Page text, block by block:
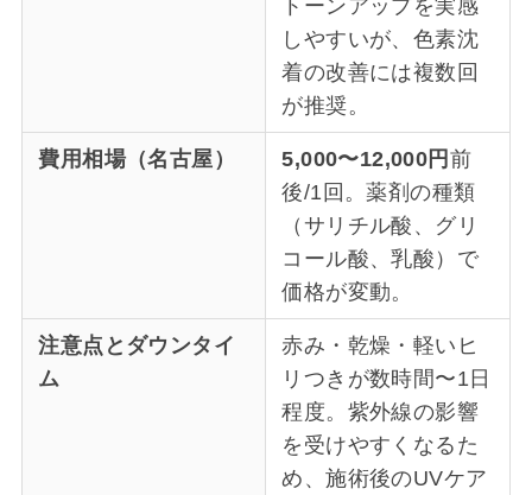
トーンアップを実感
しやすいが、色素沈
着の改善には複数回
が推奨。
費用相場（名古屋） 5,000〜12,000円 前
後/1回。薬剤の種類
（サリチル酸、グリ
コール酸、乳酸）で
価格が変動。
注意点とダウンタイ
ム
赤み・乾燥・軽いヒ
リつきが数時間〜1日
程度。紫外線の影響
を受けやすくなるた
め、施術後のUVケア